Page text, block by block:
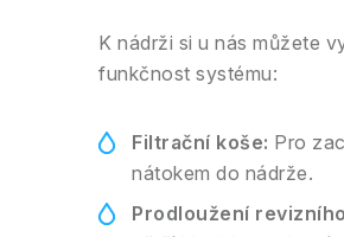
K nádrži si u nás můžete
funkčnost systému:
Filtrační koše: Pro
nátokem do nádrže.
Prodloužení